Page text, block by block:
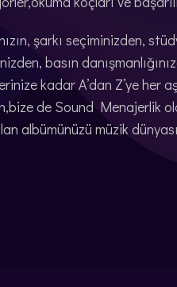
şarkı seçiminizden,
basın
kadar A’dan Z’ye her
de Sound Menajerlik
albümünüzü müzik